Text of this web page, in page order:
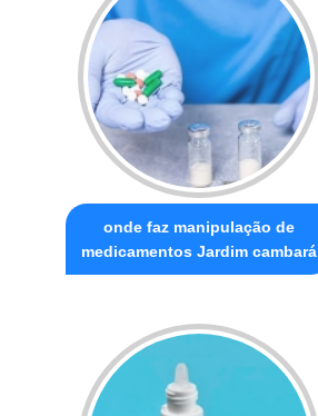
onde faz manipulação de
medicamentos Jardim cambará